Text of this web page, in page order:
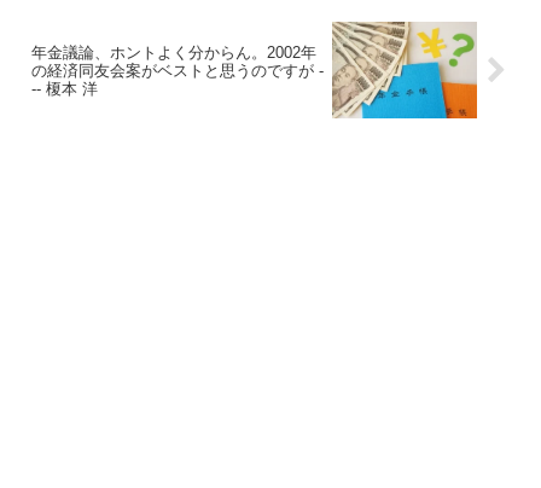
年金議論、ホントよく分からん。2002年
の経済同友会案がベストと思うのですが -
-- 榎本 洋